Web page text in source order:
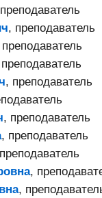
, преподаватель
, преподаватель
, преподаватель
, преподаватель
,
,